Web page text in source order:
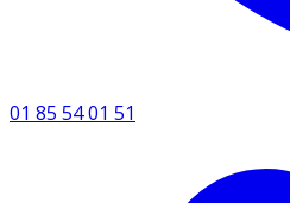
01 85 54 01 51